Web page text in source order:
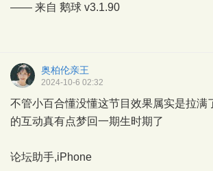
—— 来自 鹅球 v3.1.90
奥柏伦亲王
2024-10-6 02:32
不管小百合懂没懂这节目效果属实是拉满
的互动真有点梦回一期生时期了
论坛助手,iPhone